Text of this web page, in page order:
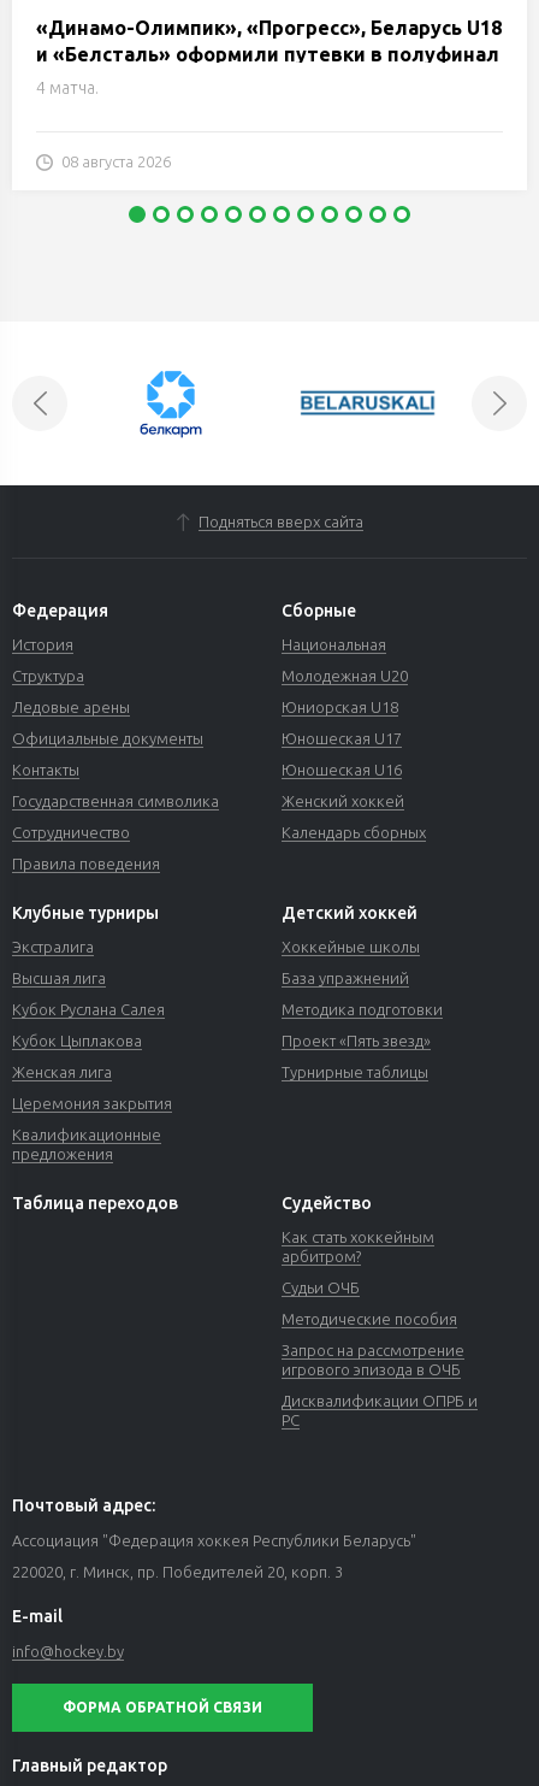
«Динамо-Олимпик», «Прогресс», Беларусь U18
и «Белсталь» оформили путевки в полуфинал
Кубка Цыплакова
4 матча.
08 августа 2026
Подняться вверх сайта
Федерация
История
Структура
Ледовые арены
Официальные документы
Контакты
Государственная символика
Сотрудничество
Правила поведения
Сборные
Национальная
Молодежная U20
Юниорская U18
Юношеская U17
Юношеская U16
Женский хоккей
Календарь сборных
Клубные турниры
Экстралига
Высшая лига
Кубок Руслана Салея
Кубок Цыплакова
Женская лига
Церемония закрытия
Квалификационные
предложения
Детский хоккей
Хоккейные школы
База упражнений
Методика подготовки
Проект «Пять звезд»
Турнирные таблицы
Таблица переходов Судейство
Как стать хоккейным
арбитром?
Судьи ОЧБ
Методические пособия
Запрос на рассмотрение
игрового эпизода в ОЧБ
Дисквалификации ОПРБ и
РС
Почтовый адрес:
Ассоциация "Федерация хоккея Республики Беларусь"
220020, г. Минск, пр. Победителей 20, корп. 3
E-mail
info@hockey.by
ФОРМА ОБРАТНОЙ СВЯЗИ
Главный редактор